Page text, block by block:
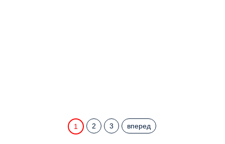
1 2 3 вперед